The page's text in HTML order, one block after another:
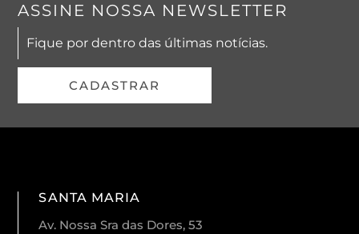
ASSINE NOSSA NEWSLETTER
Fique por dentro das últimas notícias.
CADASTRAR
SANTA MARIA
Av. Nossa Sra das Dores, 53